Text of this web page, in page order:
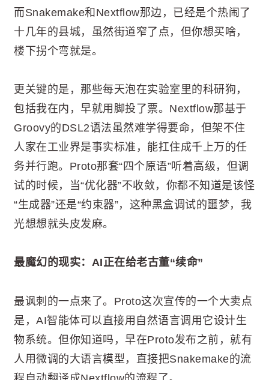
而Snakemake和Nextflow那边，已经是个热闹了
十几年的县城，虽然街道窄了点，但你想买啥，
楼下拐个弯就是。
更关键的是，那些每天泡在实验室里的科研狗，
包括我在内，早就用脚投了票。Nextflow那基于
Groovy的DSL2语法虽然难学得要命，但架不住
人家在工业界是事实标准，能扛住成千上万的任
务并行跑。Proto那套“四个原语”听着高级，但调
试的时候，当“优化器”不收敛，你都不知道是该怪
“生成器”还是“约束器”，这种黑盒调试的噩梦，我
光想想就头皮发麻。
最魔幻的现实：AI正在给老古董“续命”
最讽刺的一点来了。Proto这次宣传的一个大卖点
是，AI智能体可以直接用自然语言调用它设计生
物系统。但你知道吗，早在Proto发布之前，就有
人用微调的大语言模型，直接把Snakemake的流